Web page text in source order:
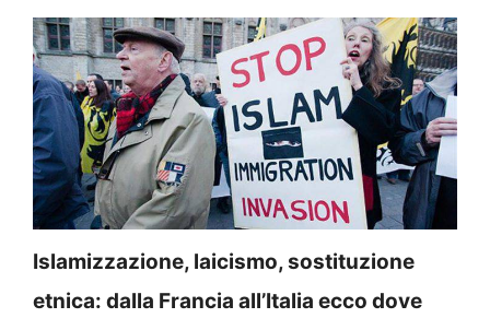
Islamizzazione, laicismo, sostituzione
etnica: dalla Francia all’Italia ecco dove